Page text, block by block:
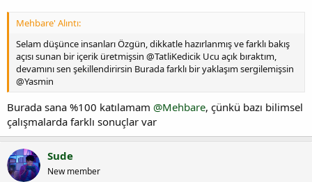
Mehbare' Alıntı:
Selam düşünce insanları Özgün, dikkatle hazırlanmış ve farklı bakış
açısı sunan bir içerik üretmişsin @TatliKedicik Ucu açık bıraktım,
devamını sen şekillendirirsin Burada farklı bir yaklaşım sergilemişsin
@Yasmin
Burada sana %100 katılamam @Mehbare, çünkü bazı bilimsel
çalışmalarda farklı sonuçlar var
Sude
New member